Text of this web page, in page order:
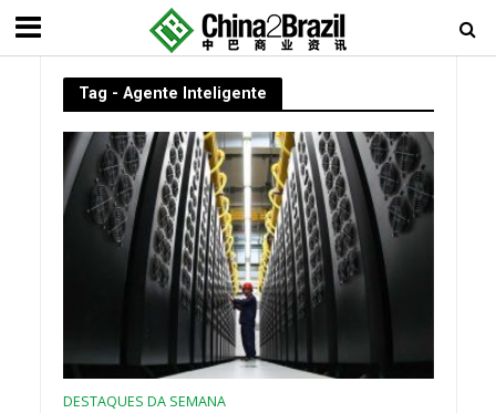
Tag - Agente Inteligente
DESTAQUES DA SEMANA